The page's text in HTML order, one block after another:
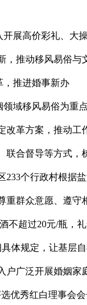
展高价彩礼、大
，推动移风易俗与
，推进婚事新办
域移风易俗为重
改革方案，推动
联合督导等方式
233个行政村根据
重群众意愿、遵
不超过20元/瓶，
体规定，让基层自
户广泛开展婚姻家
优秀红白理事会